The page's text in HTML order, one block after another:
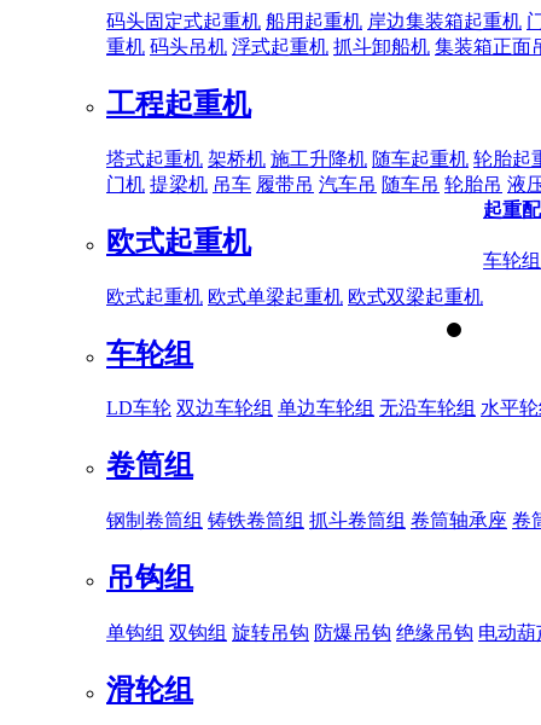
码头固定式起重机 船用起重机 岸边集装箱起重机
重机 码头吊机 浮式起重机 抓斗卸船机 集装箱正面
工程起重机
塔式起重机 架桥机 施工升降机 随车起重机 轮胎起
门机 提梁机 吊车 履带吊 汽车吊 随车吊 轮胎吊 液
欧式起重机
欧式起重机 欧式单梁起重机 欧式双梁起重机
起重
车轮组
车轮组
LD车轮 双边车轮组 单边车轮组 无沿车轮组 水平
卷筒组
钢制卷筒组 铸铁卷筒组 抓斗卷筒组 卷筒轴承座 卷
吊钩组
单钩组 双钩组 旋转吊钩 防爆吊钩 绝缘吊钩 电动
滑轮组